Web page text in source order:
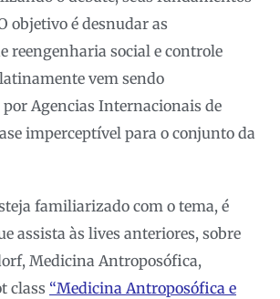
objetivo é desnudar as
reengenharia social e controle
vem sendo
Agencias Internacionais de
imperceptível para o conjunto da
familiarizado com o tema, é
assista às lives anteriores, sobre
Medicina Antroposófica,
class “Medicina Antroposófica e